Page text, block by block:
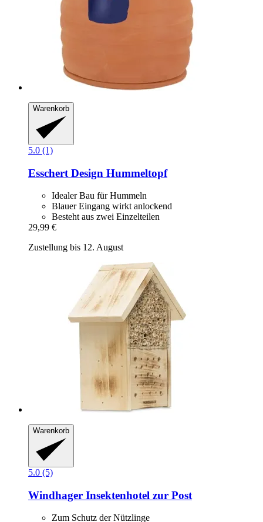
Warenkorb
5.0 (1)
Esschert Design Hummeltopf
Idealer Bau für Hummeln
Blauer Eingang wirkt anlockend
Besteht aus zwei Einzelteilen
29,99 €
Zustellung bis 12. August
Warenkorb
5.0 (5)
Windhager Insektenhotel zur Post
Zum Schutz der Nützlinge